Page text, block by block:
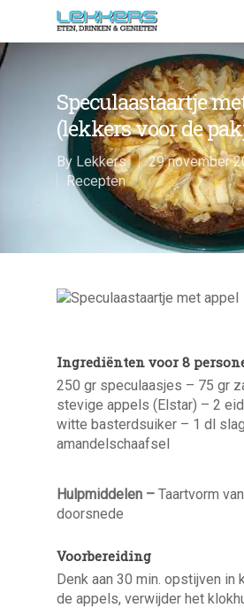
Speculaastaartje
(lekkers voor de
By Lekkers
29 november
Recepten
Ingrediënten voor 8
250 gr speculaasjes – 75 gr
stevige appels (Elstar) – 2
witte basterdsuiker – 1 dl
amandelschaafsel
Hulpmiddelen – Taartvorm
doorsnede
Voorbereiding
Denk aan 30 min. opstijven in
de appels, verwijder het